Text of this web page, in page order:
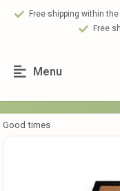
Free shipping within
Free
Menu
Good times